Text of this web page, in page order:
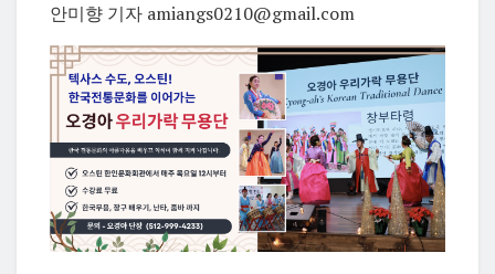
안미향 기자 amiangs0210@gmail.com